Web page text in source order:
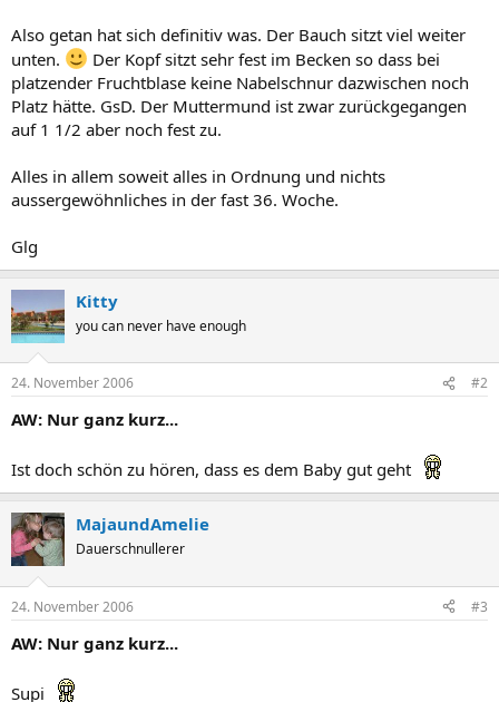
Also getan hat sich definitiv was. Der Bauch sitzt viel weiter
unten.
Der Kopf sitzt sehr fest im Becken so dass bei
platzender Fruchtblase keine Nabelschnur dazwischen noch
Platz hätte. GsD. Der Muttermund ist zwar zurückgegangen
auf 1 1/2 aber noch fest zu.
Alles in allem soweit alles in Ordnung und nichts
aussergewöhnliches in der fast 36. Woche.
Glg
Kitty
you can never have enough
24. November 2006 #2
AW: Nur ganz kurz...
Ist doch schön zu hören, dass es dem Baby gut geht
MajaundAmelie
Dauerschnullerer
24. November 2006 #3
AW: Nur ganz kurz...
Supi